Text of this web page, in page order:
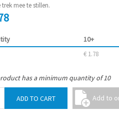
trek mee te stillen.
10+
€ 1.78
has a minimum quantity of 10